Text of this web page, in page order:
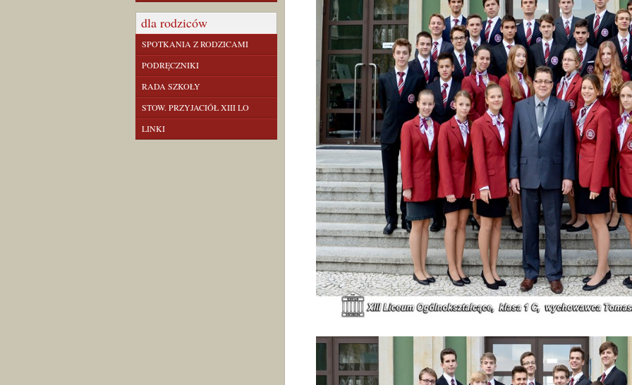
dla rodziców
SPOTKANIA Z RODZICAMI
PODRĘCZNIKI
RADA SZKOŁY
STOW. PRZYJACIÓŁ XIII LO
LINKI